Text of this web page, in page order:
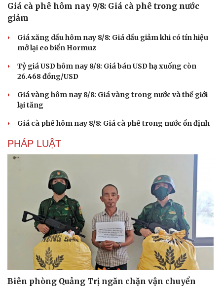
Văn hóa
Giải trí
Giá cà phê hôm nay 9/8: Giá cà phê trong nước
giảm
Giá xăng dầu hôm nay 8/8: Giá dầu giảm khi có tín hiệu
mở lại eo biển Hormuz
Tỷ giá USD hôm nay 8/8: Giá bán USD hạ xuống còn
26.468 đồng/USD
Giá vàng hôm nay 8/8: Giá vàng trong nước và thế giới
lại tăng
Giá cà phê hôm nay 8/8: Giá cà phê trong nước ổn định
PHÁP LUẬT
Biên phòng Quảng Trị ngăn chặn vận chuyển